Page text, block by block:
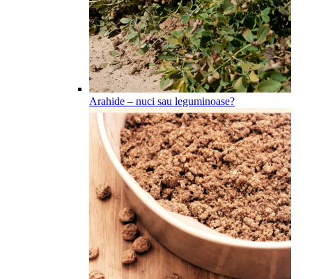
Arahide – nuci sau leguminoase?